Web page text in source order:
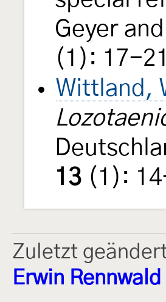
Geyer
(1): 17-21
Wittland,
13 (1):
Zuletzt
Erwin Rennwald